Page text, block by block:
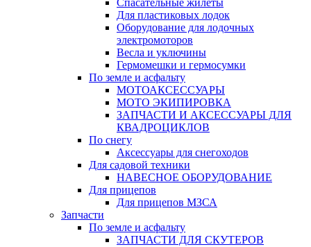
Спасательные жилеты
Для пластиковых лодок
Оборудование для лодочных
электромоторов
Весла и уключины
Гермомешки и гермосумки
По земле и асфальту
МОТОАКСЕССУАРЫ
МОТО ЭКИПИРОВКА
ЗАПЧАСТИ И АКСЕССУАРЫ ДЛЯ
КВАДРОЦИКЛОВ
По снегу
Аксессуары для снегоходов
Для садовой техники
НАВЕСНОЕ ОБОРУДОВАНИЕ
Для прицепов
Для прицепов МЗСА
Запчасти
По земле и асфальту
ЗАПЧАСТИ ДЛЯ СКУТЕРОВ